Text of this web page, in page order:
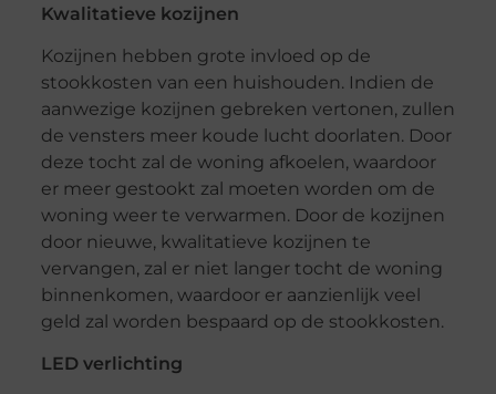
Kwalitatieve kozijnen
Kozijnen hebben grote invloed op de
stookkosten van een huishouden. Indien de
aanwezige kozijnen gebreken vertonen, zullen
de vensters meer koude lucht doorlaten. Door
deze tocht zal de woning afkoelen, waardoor
er meer gestookt zal moeten worden om de
woning weer te verwarmen. Door de kozijnen
door nieuwe, kwalitatieve kozijnen te
vervangen, zal er niet langer tocht de woning
binnenkomen, waardoor er aanzienlijk veel
geld zal worden bespaard op de stookkosten.
LED verlichting